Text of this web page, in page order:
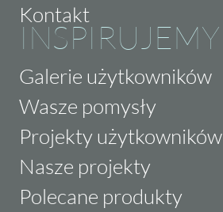
Kontakt
INSPIRUJEMY
Galerie użytkowników
Wasze pomysły
Projekty użytkowników
Nasze projekty
Polecane produkty